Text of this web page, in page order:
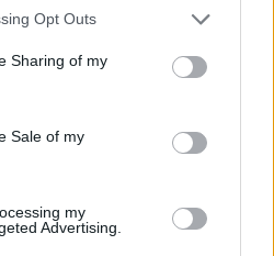
Opt Outs
Sharing of my
Sale of my
my
Advertising.
ΓΙΑΤΡΟΣ
ΙΔΙΑ ΚΑΤΗΓΟΡΙΑ